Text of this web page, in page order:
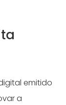
emitido
a